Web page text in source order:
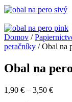
Domov /
peračníky / Obal na
Obal na pero
1,90 € – 3,50 €